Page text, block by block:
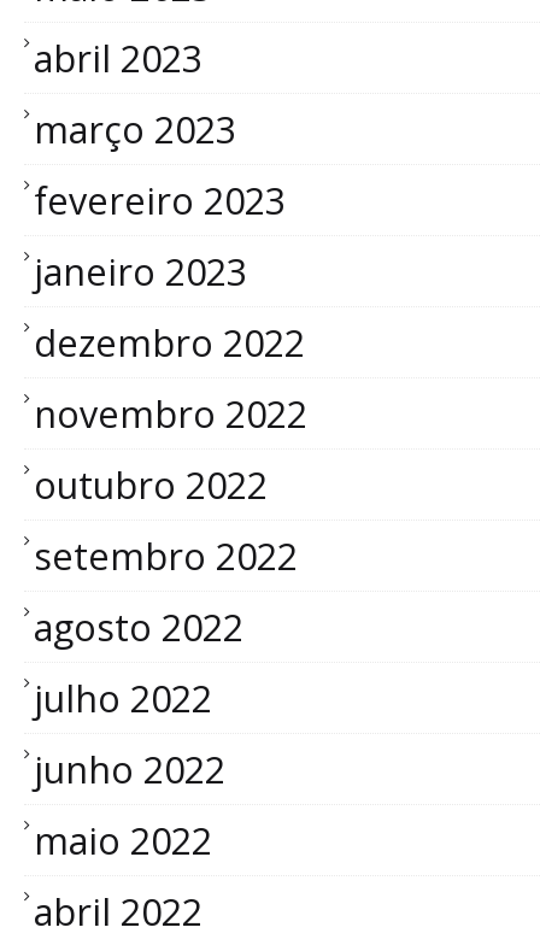
abril 2023
março 2023
fevereiro 2023
janeiro 2023
dezembro 2022
novembro 2022
outubro 2022
setembro 2022
agosto 2022
julho 2022
junho 2022
maio 2022
abril 2022